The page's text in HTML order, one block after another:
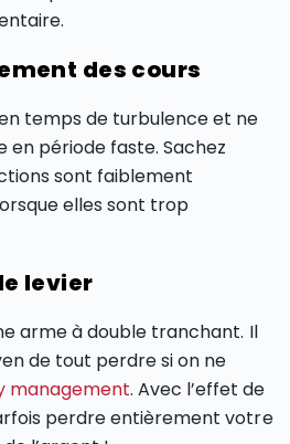
des cours
temps de turbulence et ne
en période faste. Sachez
sont faiblement
elles sont trop
levier
arme à double tranchant. Il
de tout perdre si on ne
management. Avec l’effet de
perdre entièrement votre